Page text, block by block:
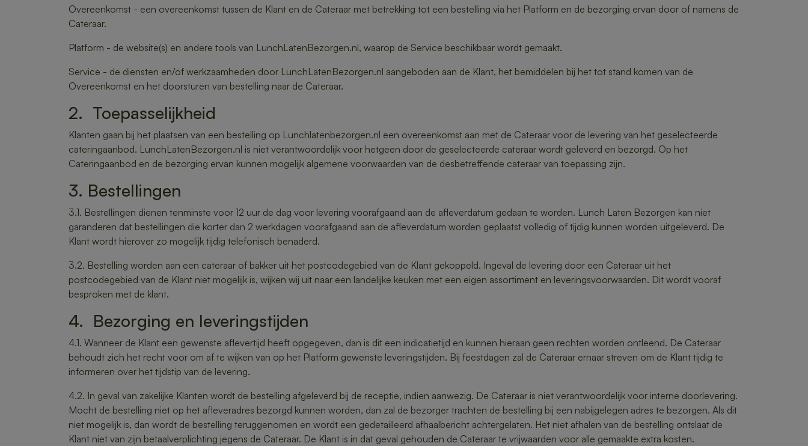
Overeenkomst - een overeenkomst tussen de Klant en de Cateraar met betrekking tot een bestelling via het Platform en de bezorging ervan door of namens de
Cateraar.
Platform - de website(s) en andere tools van LunchLatenBezorgen.nl, waarop de Service beschikbaar wordt gemaakt.
Service - de diensten en/of werkzaamheden door LunchLatenBezorgen.nl aangeboden aan de Klant, het bemiddelen bij het tot stand komen van de
Overeenkomst en het doorsturen van bestelling naar de Cateraar.
2. Toepasselijkheid
Klanten gaan bij het plaatsen van een bestelling op Lunchlatenbezorgen.nl een overeenkomst aan met de Cateraar voor de levering van het geselecteerde
cateringaanbod. LunchLatenBezorgen.nl is niet verantwoordelijk voor hetgeen door de geselecteerde cateraar wordt geleverd en bezorgd. Op het
Cateringaanbod en de bezorging ervan kunnen mogelijk algemene voorwaarden van de desbetreffende cateraar van toepassing zijn.
3. Bestellingen
3.1. Bestellingen dienen tenminste voor 12 uur de dag voor levering voorafgaand aan de afleverdatum gedaan te worden. Lunch Laten Bezorgen kan niet
garanderen dat bestellingen die korter dan 2 werkdagen voorafgaand aan de afleverdatum worden geplaatst volledig of tijdig kunnen worden uitgeleverd. De
Klant wordt hierover zo mogelijk tijdig telefonisch benaderd.
3.2. Bestelling worden aan een cateraar of bakker uit het postcodegebied van de Klant gekoppeld. Ingeval de levering door een Cateraar uit het
postcodegebied van de Klant niet mogelijk is, wijken wij uit naar een landelijke keuken met een eigen assortiment en leveringsvoorwaarden. Dit wordt vooraf
besproken met de klant.
4. Bezorging en leveringstijden
4.1. Wanneer de Klant een gewenste aflevertijd heeft opgegeven, dan is dit een indicatietijd en kunnen hieraan geen rechten worden ontleend. De Cateraar
behoudt zich het recht voor om af te wijken van op het Platform gewenste leveringstijden. Bij feestdagen zal de Cateraar ernaar streven om de Klant tijdig te
informeren over het tijdstip van de levering.
4.2. In geval van zakelijke Klanten wordt de bestelling afgeleverd bij de receptie, indien aanwezig. De Cateraar is niet verantwoordelijk voor interne doorlevering.
Mocht de bestelling niet op het afleveradres bezorgd kunnen worden, dan zal de bezorger trachten de bestelling bij een nabijgelegen adres te bezorgen. Als dit
niet mogelijk is, dan wordt de bestelling teruggenomen en wordt een gedetailleerd afhaalbericht achtergelaten. Het niet afhalen van de bestelling ontslaat de
Klant niet van zijn betaalverplichting jegens de Cateraar. De Klant is in dat geval gehouden de Cateraar te vrijwaarden voor alle gemaakte extra kosten.